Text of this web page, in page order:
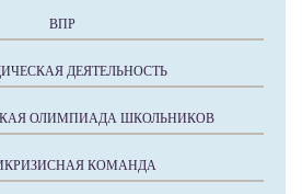
ВПР
ДЕЯТЕЛЬНОСТЬ
ОЛИМПИАДА ШКОЛЬНИКОВ
КОМАНДА